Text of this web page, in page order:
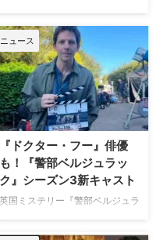
人気Netflixドラマ『エミリー、パ
リへ行く』第6シーズンに出演す
るイギリス人女優のミニー・ドラ
イヴァーが、フランスでの撮影休
止期間中に深刻な自動車事故に遭
っていたことが分かった。 生き
ていられることに心から感謝 ミ
ニーは過去8週間にわたり、
Instagram上で「パリ近況報告」
と題した動画シリーズを投稿。最
終シーズンの撮影で滞在していた
パリでの日常をファンに届けてい
た。しかし8月6日（木）早朝、
ニュース
『ドクター・フー』俳優
も！『警部ベルジュラッ
ク』シーズン3新キャスト
英国ミステリー『警部ベルジュラ
ている。また、4人のキャストが